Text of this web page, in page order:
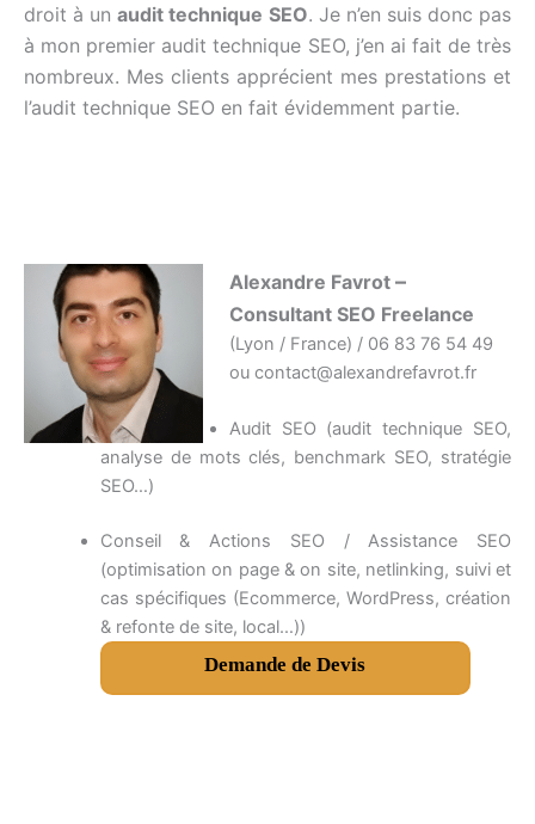
droit à unaudit technique SEO. Je n’en suis donc pas
à mon premier audit technique SEO, j’en ai fait de très
nombreux. Mes clients apprécient mes prestations et
l’audit technique SEO en fait évidemment partie.
Alexandre Favrot–
Consultant SEO Freelance
(Lyon / France) / 06 83 76 54 49
ou contact@alexandrefavrot.fr
Audit SEO (audit technique SEO,
analyse de mots clés, benchmark SEO, stratégie
SEO…)
Conseil & Actions SEO / Assistance SEO
(optimisation on page & on site, netlinking, suivi et
cas spécifiques (Ecommerce, WordPress, création
& refonte de site, local…))
Demande de Devis